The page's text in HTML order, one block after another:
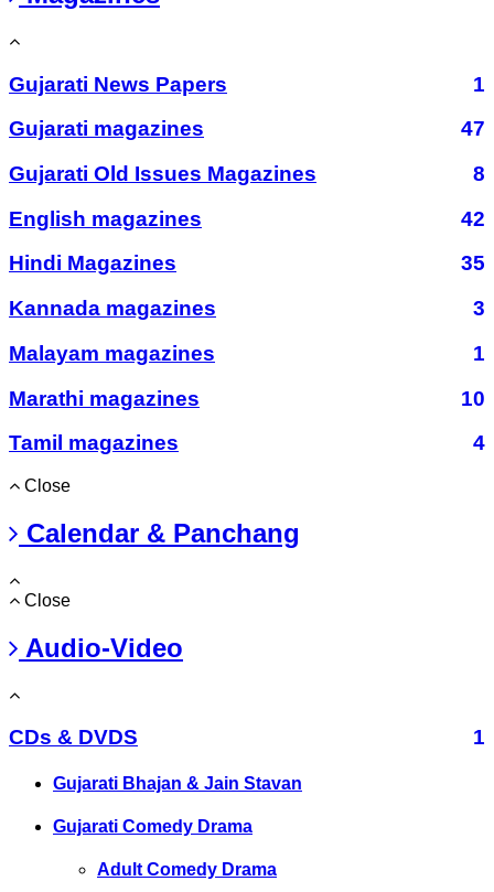
Gujarati News Papers
1
Gujarati magazines
47
Gujarati Old Issues Magazines
8
English magazines
42
Hindi Magazines
35
Kannada magazines
3
Malayam magazines
1
Marathi magazines
10
Tamil magazines
4
Close
Calendar & Panchang
Close
Audio-Video
CDs & DVDS 1
Gujarati Bhajan & Jain Stavan
Gujarati Comedy Drama
Adult Comedy Drama